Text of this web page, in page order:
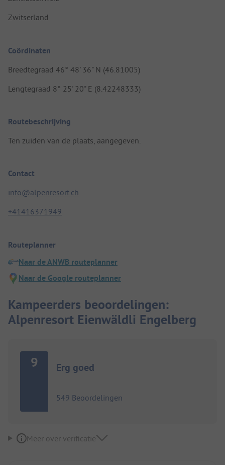
Zwitserland
Coördinaten
Breedtegraad 46° 48' 36" N (46.81005)
Lengtegraad 8° 25' 20" E (8.42248333)
Routebeschrijving
Ten zuiden van de plaats, aangegeven.
Contact
info@alpenresort.ch
+41416371949
Routeplanner
Naar de ANWB routeplanner
Naar de Google routeplanner
Kampeerders beoordelingen:
Alpenresort Eienwäldli Engelberg
9 Erg goed
549 Beoordelingen
Meer over verificatie